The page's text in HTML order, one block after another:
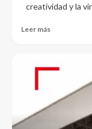
creatividad y la
Leer más